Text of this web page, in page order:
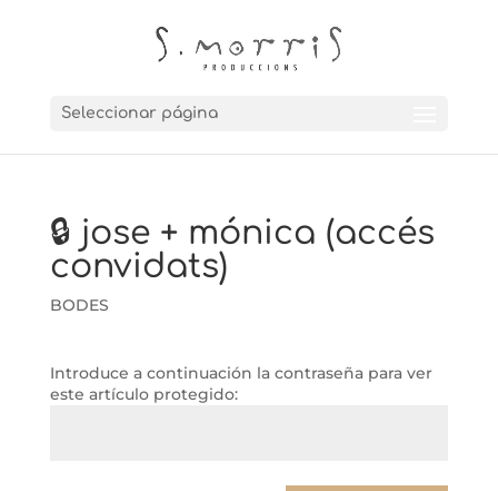
Seleccionar página
🔒 jose + mónica (accés
convidats)
BODES
Introduce a continuación la contraseña para ver
este artículo protegido: